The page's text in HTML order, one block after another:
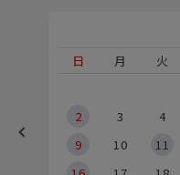
日
月 火
2
3 4
9
10 11